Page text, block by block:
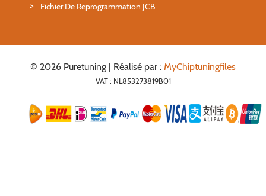
Fichier De Reprogrammation JCB
© 2026 Puretuning | Réalisé par : MyChiptuningfiles
VAT : NL853273819B01